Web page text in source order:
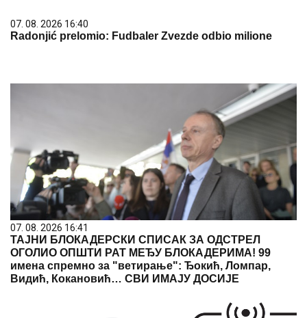
07. 08. 2026 16:40
Radonjić prelomio: Fudbaler Zvezde odbio milione
07. 08. 2026 16:41
ТАЈНИ БЛОКАДЕРСКИ СПИСАК ЗА ОДСТРЕЛ
ОГОЛИО ОПШТИ РАТ МЕЂУ БЛОКАДЕРИМА! 99
имена спремно за "ветирање": Ђокић, Ломпар,
Видић, Кокановић… СВИ ИМАЈУ ДОСИЈЕ